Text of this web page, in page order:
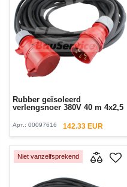
Rubber geïsoleerd
verlengsnoer 380V 40 m 4x2,5
Арт.: 00097616 142.33 EUR
Niet vanzelfsprekend